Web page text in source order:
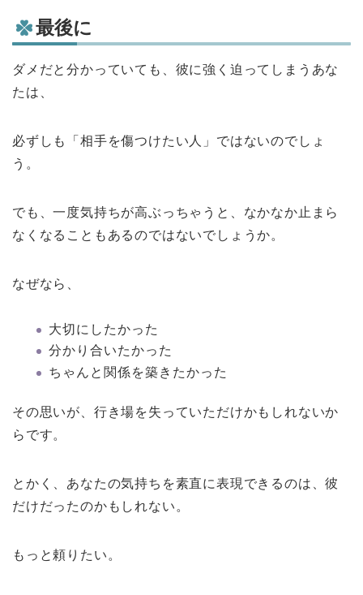
最後に
ダメだと分かっていても、彼に強く迫ってしまうあな
たは、
必ずしも「相手を傷つけたい人」ではないのでしょ
う。
でも、一度気持ちが高ぶっちゃうと、なかなか止まら
なくなることもあるのではないでしょうか。
なぜなら、
大切にしたかった
分かり合いたかった
ちゃんと関係を築きたかった
その思いが、行き場を失っていただけかもしれないか
らです。
とかく、あなたの気持ちを素直に表現できるのは、彼
だけだったのかもしれない。
もっと頼りたい。